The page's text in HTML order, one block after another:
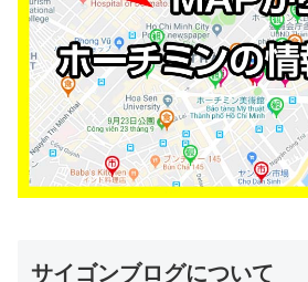
サイゴンブログについて